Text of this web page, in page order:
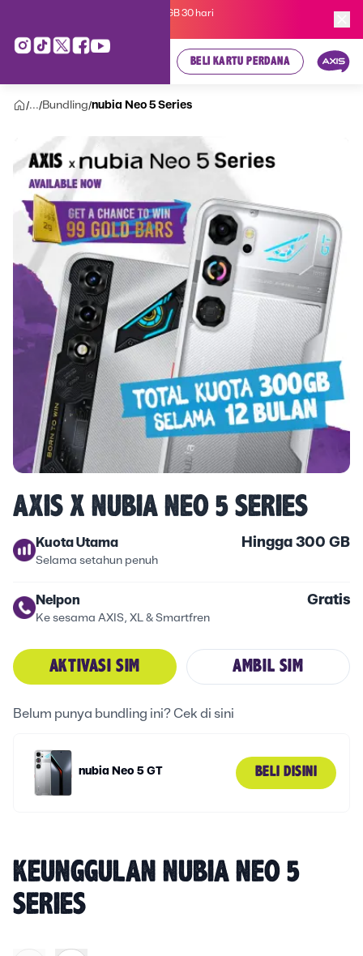
Kartu Perdana AXIS Suka-Suka 3GB 30 hari
BELI KARTU PERDANA
/.../Bundling/nubia Neo 5 Series
AXIS X NUBIA NEO 5 SERIES
Kuota Utama
Selama setahun penuh
Hingga 300 GB
Nelpon
Ke sesama AXIS, XL & Smartfren
Gratis
AKTIVASI SIM AMBIL SIM
Belum punya bundling ini? Cek di sini
nubia Neo 5 GT BELI DISINI
KEUNGGULAN NUBIA NEO 5
SERIES